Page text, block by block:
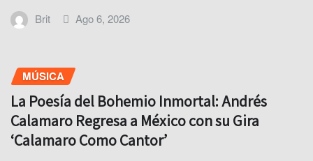
Brit Ago 6, 2026
MÚSICA
La Poesía del Bohemio Inmortal: Andrés
Calamaro Regresa a México con su Gira
‘Calamaro Como Cantor’